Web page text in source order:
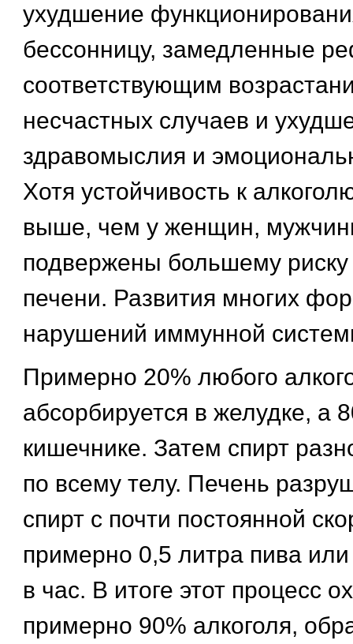
ухудшение
бессонницу, замедленные
соответствующим
несчастных случаев и
здравомыслия и
Хотя устойчивость к
выше, чем у женщин,
подвержены большему
печени. Развития многих
нарушений иммунной
Примерно 20% любого
абсорбируется в желудке, а
кишечнике. Затем спирт
по всему телу. Печень
спирт с почти постоянной
примерно 0,5 литра пива
в час. В итоге этот процесс
примерно 90% алкоголя,